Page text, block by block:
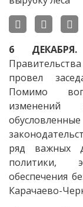
6
провел
Помимо
изменений
ряд важных
политики,
обеспечения
Карачаево-